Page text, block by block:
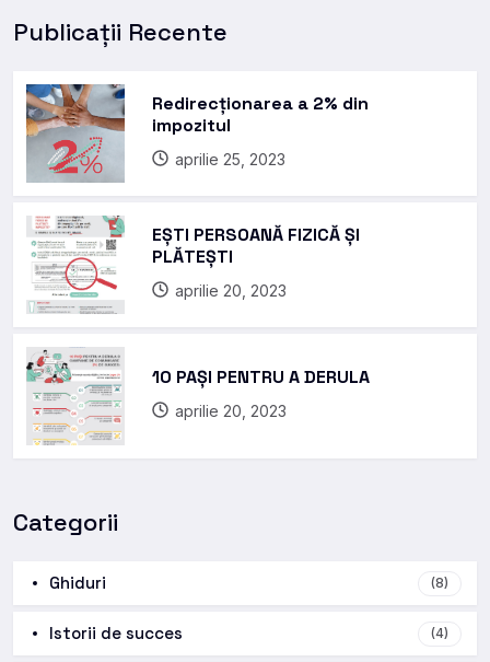
Publicații Recente
Redirecționarea a 2% din
impozitul
aprilie 25, 2023
EȘTI PERSOANĂ FIZICĂ ȘI
PLĂTEȘTI
aprilie 20, 2023
10 PAȘI PENTRU A DERULA
aprilie 20, 2023
Categorii
Ghiduri (8)
Istorii de succes (4)